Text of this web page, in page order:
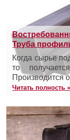
Труба
Когда сырье
то
Производится
Читать полность »